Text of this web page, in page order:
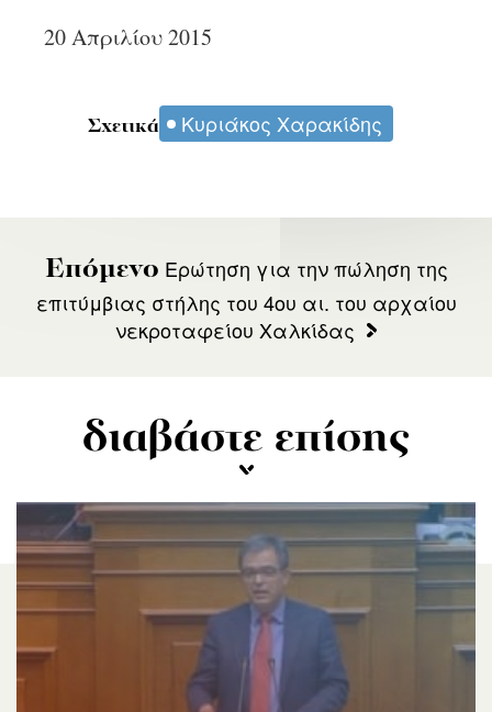
20 Απριλίου 2015
Σχετικά Κυριάκος Χαρακίδης
Επόμενο Ερώτηση για την πώληση της
επιτύμβιας στήλης του 4ου αι. του αρχαίου
νεκροταφείου Χαλκίδας
διαβάστε επίσης